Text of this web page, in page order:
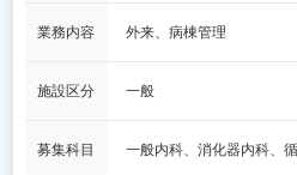
業務内容 外来、病棟管理
施設区分 一般
募集科目